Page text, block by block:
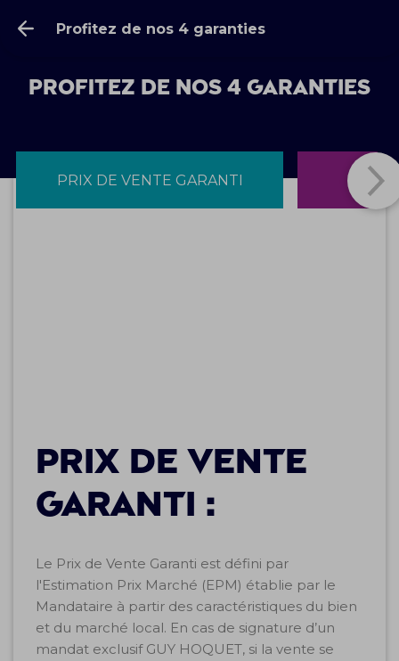
Profitez de nos 4 garanties
Profitez de nos 4 garanties
PRIX DE VENTE GARANTI
Prix de Vente
Garanti :
Le Prix de Vente Garanti est défini par
l'Estimation Prix Marché (EPM) établie par le
Mandataire à partir des caractéristiques du bien
et du marché local. En cas de signature d’un
mandat exclusif GUY HOQUET, si la vente se